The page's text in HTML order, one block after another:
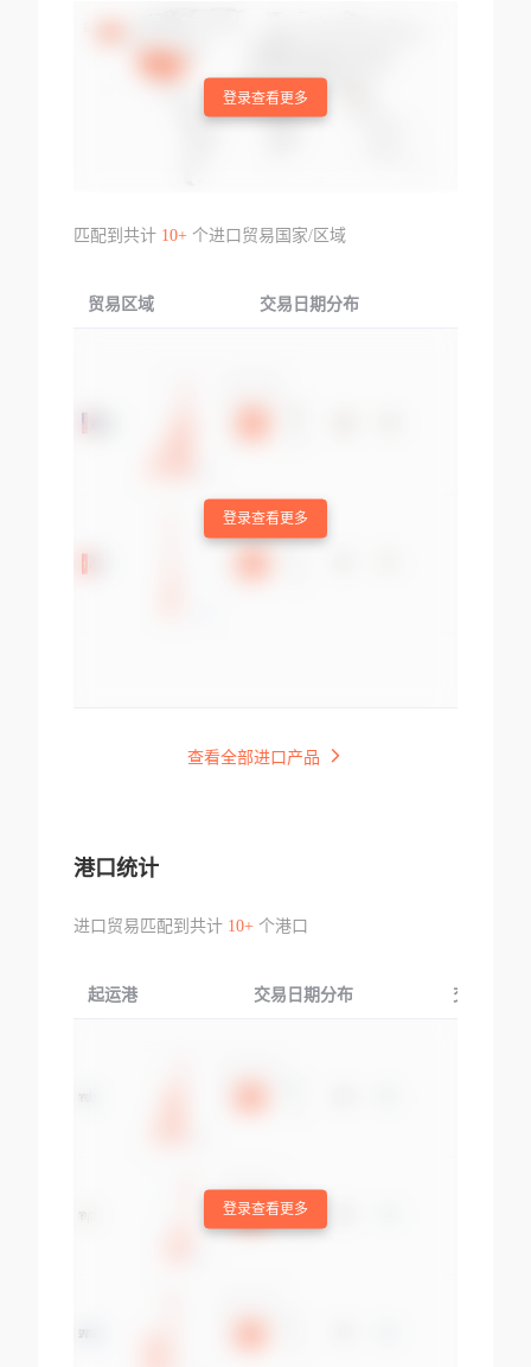
登录查看更多
匹配到共计 10+个进口贸易国家/区域
贸易区域 交易日期分布
登录查看更多
查看全部进口产品
港口统计
进口贸易匹配到共计 10+个港口
起运港 交易日期分布 交易产品
登录查看更多